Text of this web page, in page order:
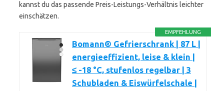
kannst du das passende Preis-Leistungs-Verhältnis leichter
einschätzen.
EMPFEHLUNG
Bomann® Gefrierschrank | 87 L |
energieeffizient, leise & klein |
≤ -18 °C, stufenlos regelbar | 3
Schubladen & Eiswürfelschale |